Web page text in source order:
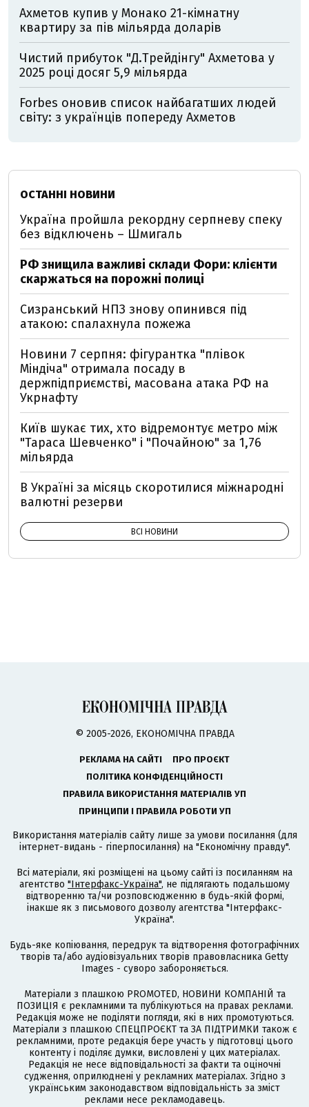
Ахметов купив у Монако 21-кімнатну
квартиру за пів мільярда доларів
Чистий прибуток "Д.Трейдінгу" Ахметова у
2025 році досяг 5,9 мільярда
Forbes оновив список найбагатших людей
світу: з українців попереду Ахметов
ОСТАННІ НОВИНИ
Україна пройшла рекордну серпневу спеку
без відключень – Шмигаль
РФ знищила важливі склади Фори: клієнти
скаржаться на порожні полиці
Сизранський НПЗ знову опинився під
атакою: спалахнула пожежа
Новини 7 серпня: фігурантка "плівок
Міндіча" отримала посаду в
держпідприємстві, масована атака РФ на
Укрнафту
Київ шукає тих, хто відремонтує метро між
"Тараса Шевченко" і "Почайною" за 1,76
мільярда
В Україні за місяць скоротилися міжнародні
валютні резерви
ВСІ НОВИНИ
© 2005-2026, ЕКОНОМІЧНА ПРАВДА
РЕКЛАМА НА САЙТІ
ПРО ПРОЄКТ
ПОЛІТИКА КОНФІДЕНЦІЙНОСТІ
ПРАВИЛА ВИКОРИСТАННЯ МАТЕРІАЛІВ УП
ПРИНЦИПИ І ПРАВИЛА РОБОТИ УП
Використання матеріалів сайту лише за умови посилання (для
інтернет-видань - гіперпосилання) на "Економічну правду".
Всі матеріали, які розміщені на цьому сайті із посиланням на
агентство "Інтерфакс-Україна", не підлягають подальшому
відтворенню та/чи розповсюдженню в будь-якій формі,
інакше як з письмового дозволу агентства "Інтерфакс-
Україна".
Будь-яке копіювання, передрук та відтворення фотографічних
творів та/або аудіовізуальних творів правовласника Getty
Images - суворо забороняється.
Матеріали з плашкою PROMOTED, НОВИНИ КОМПАНІЙ та
ПОЗИЦІЯ є рекламними та публікуються на правах реклами.
Редакція може не поділяти погляди, які в них промотуються.
Матеріали з плашкою СПЕЦПРОЄКТ та ЗА ПІДТРИМКИ також є
рекламними, проте редакція бере участь у підготовці цього
контенту і поділяє думки, висловлені у цих матеріалах.
Редакція не несе відповідальності за факти та оціночні
судження, оприлюднені у рекламних матеріалах. Згідно з
українським законодавством відповідальність за зміст
реклами несе рекламодавець.